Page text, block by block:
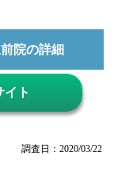
院の詳細
イト
調査日：2020/03/22